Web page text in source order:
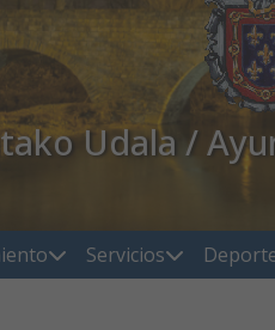
Udala /
Servicios